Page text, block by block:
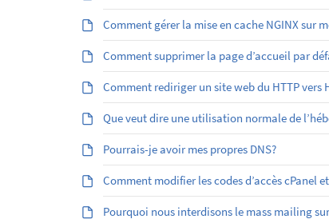
Comment gérer la mise en cache NGINX sur
Comment supprimer la page d’accueil par
Comment rediriger un site web du HTTP vers
Que veut dire une utilisation normale de
Pourrais-je avoir mes propres DNS?
Comment modifier les codes d’accès cPanel
Pourquoi nous interdisons le mass mailing